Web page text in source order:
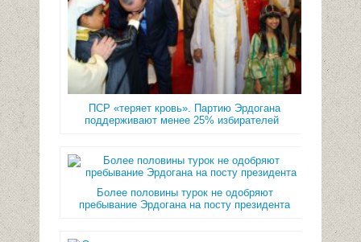
ПСР «теряет кровь». Партию Эрдогана
поддерживают менее 25% избирателей
Более половины турок не одобряют
пребывание Эрдогана на посту президента